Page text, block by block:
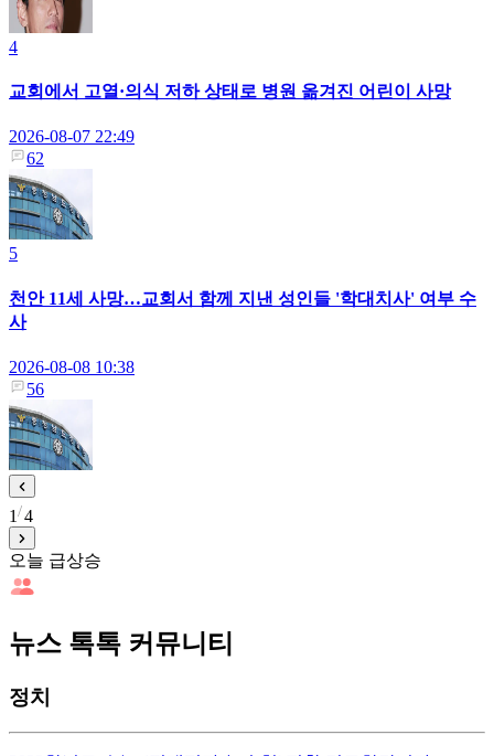
4
교회에서 고열·의식 저하 상태로 병원 옮겨진 어린이 사망
2026-08-07 22:49
62
5
천안 11세 사망…교회서 함께 지낸 성인들 '학대치사' 여부 수
사
2026-08-08 10:38
56
1 4
오늘 급상승
뉴스 톡톡 커뮤니티
정치